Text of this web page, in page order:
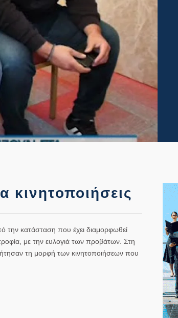
την κατάσταση που έχει διαμορφωθεί
με την ευλογιά των προβάτων. Στη
τη μορφή των κινητοποιήσεων που